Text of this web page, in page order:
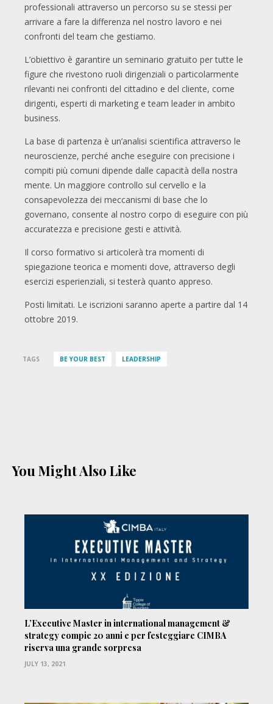
professionali attraverso un percorso su se stessi per
arrivare a fare la differenza nel nostro lavoro e nei
confronti del team che gestiamo.
L’obiettivo è garantire un seminario gratuito per tutte le
figure che rivestono ruoli dirigenziali o particolarmente
rilevanti nei confronti del cittadino e del cliente, come
dirigenti, esperti di marketing e team leader in ambito
business.
La base di partenza è un’analisi scientifica attraverso le
neuroscienze, perché anche eseguire con precisione i
compiti più comuni dipende dalle capacità della nostra
mente. Un maggiore controllo sul cervello e la
consapevolezza dei meccanismi di base che lo
governano, consente al nostro corpo di eseguire con più
accuratezza e precisione gesti e attività.
Il corso formativo si articolerà tra momenti di
spiegazione teorica e momenti dove, attraverso degli
esercizi esperienziali, si testerà quanto appreso.
Posti limitati. Le iscrizioni saranno aperte a partire dal 14
ottobre 2019.
TAGS BE YOUR BEST LEADERSHIP
You Might Also Like
L’Executive Master in international management &
strategy compie 20 anni e per festeggiare CIMBA
riserva una grande sorpresa
JULY 13, 2021